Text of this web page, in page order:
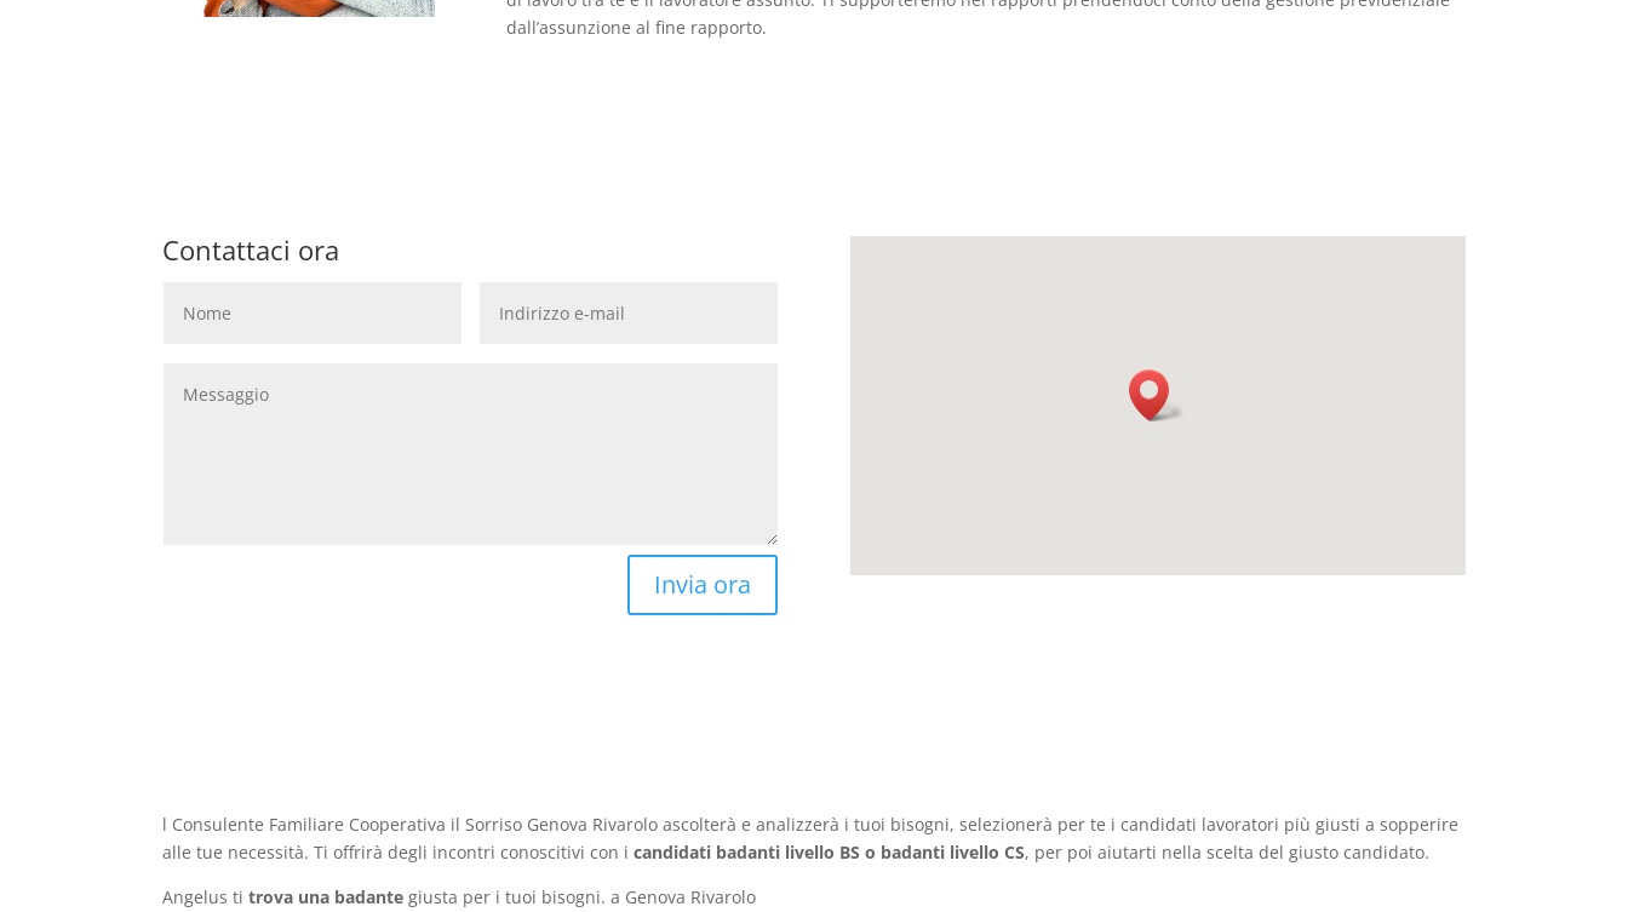
dall’assunzione al fine rapporto.
Contattaci ora
Invia ora
l Consulente Familiare Cooperativa il Sorriso Genova Rivarolo ascolterà e analizzerà i tuoi bisogni, selezionerà per te i candidati lavoratori più giusti a sopperire
alle tue necessità. Ti offrirà degli incontri conoscitivi con icandidati badanti livello BS o badanti livello CS, per poi aiutarti nella scelta del giusto candidato.
Angelus titrova una badante giusta per i tuoi bisogni. a Genova Rivarolo